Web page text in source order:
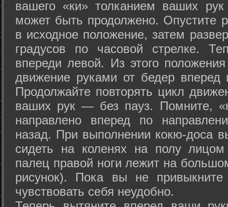
вашего «ки» толканием ваших
может быть продолжено. Опустите
в исходное положение, затем
градусов по часовой стрелке.
впереди левой. Из этого
движение руками от бедер вперед
Продолжайте повторять цикл
ваших рук — без пауз. Помните,
направлено вперед по
назад. При выполнении кокю-доса
сидеть на коленях на полу
палец правой ноги лежит на
рисунок). Пока вы не
чувствовать себя неудобно.